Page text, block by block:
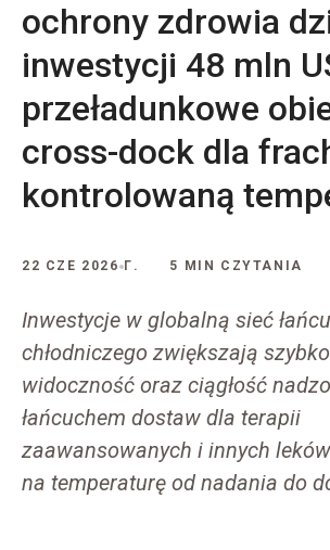
ochrony zdrowia
inwestycji 48 mln
przeładunkowe
cross-dock dla
kontrolowaną
22 CZE 2026 Г. 5 MIN CZYTANIA
Inwestycje w globalną sieć
chłodniczego zwiększają
widoczność oraz ciągłość
łańcuchem dostaw dla terapii
zaawansowanych i innych
na temperaturę od nadania do